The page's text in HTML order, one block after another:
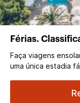
Férias.
Faça viagens
uma única estadia